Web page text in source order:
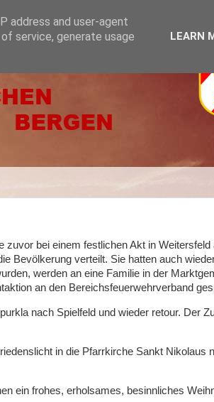
bei einem festlichen Akt in Weitersfeld
Bevölkerung verteilt. Sie hatten auch
werden an eine Familie in der
an den Bereichsfeuerwehrverband
nach Spielfeld und wieder retour. Der
in die Pfarrkirche Sankt Nikolaus
ein frohes, erholsames, besinnliches
address and user-agent
service, generate usage
LEARN